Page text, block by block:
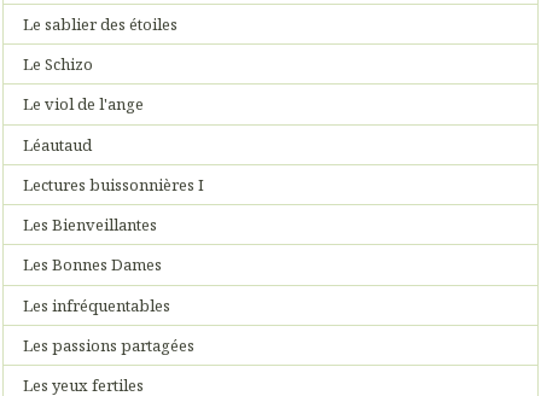
Le sablier des étoiles
Le Schizo
Le viol de l'ange
Léautaud
Lectures buissonnières I
Les Bienveillantes
Les Bonnes Dames
Les infréquentables
Les passions partagées
Les yeux fertiles